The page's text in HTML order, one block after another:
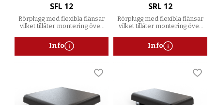
SFL 12
Rörplugg med flexibla flänsar
vilket tillåter montering över
Info
SRL 12
Rörplugg med flexibla flänsar
vilket tillåter montering över
Info
Lägg till i favoriter